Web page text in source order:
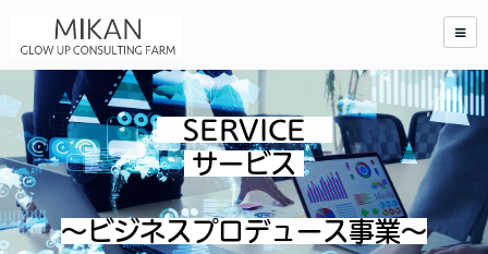
SERVICE
サービス
～ビジネスプロデュース事業～